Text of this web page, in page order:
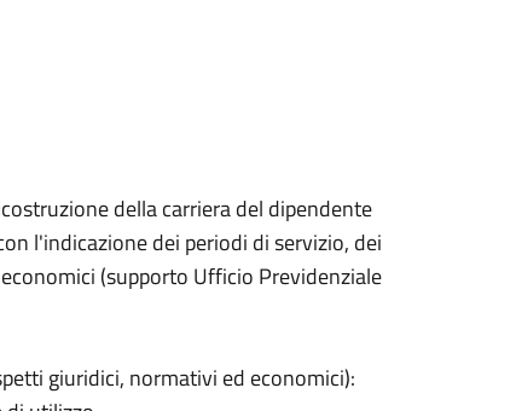
della carriera del dipendente
l'indicazione dei periodi di servizio, dei
(supporto Ufficio Previdenziale
giuridici, normativi ed economici):